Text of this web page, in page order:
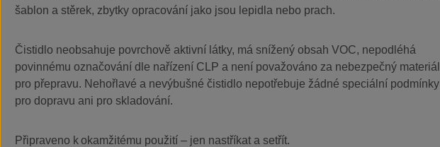
šablon a stěrek, zbytky opracování jako jsou lepidla nebo prach.
Čistidlo neobsahuje povrchově aktivní látky, má snížený obsah VOC, nepodléhá
povinnému označování dle nařízení CLP a není považováno za nebezpečný materiál
pro přepravu. Nehořlavé a nevýbušné čistidlo nepotřebuje žádné speciální podmínky
pro dopravu ani pro skladování.
Připraveno k okamžitému použití – jen nastříkat a setřít.